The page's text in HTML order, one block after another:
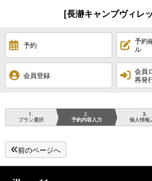
[長瀞キャンプヴィレ
予約
予約
ル
会員登録
会員
再発
1
プラン選択
2
予約内容入力
3
個人情報
前のページへ